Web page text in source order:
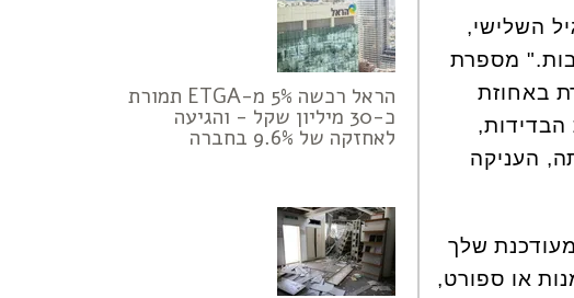
השלישי,
מספרת
אם ל-3, סבתא ל-8 וסבתא רבה ל-5, דיירת באחוזת
הבדידות,
העניקה
שלך
או ספורט,
הראל רכשה 5% מ-ETGA תמורת
כ-30 מיליון שקל - והגיעה
לאחזקה של 9.6% בחברה